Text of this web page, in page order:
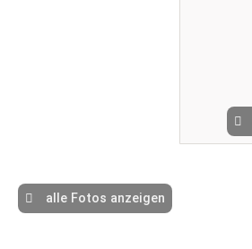
alle Fotos anzeigen